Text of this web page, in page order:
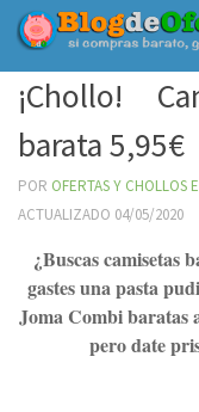
Debajo del
¡Chollo!
barata 5,95€
POR OFERTAS Y CHOLLOS
ACTUALIZADO 04/05/2020
¿Buscas camisetas
gastes una pasta
Joma Combi baratas
pero date